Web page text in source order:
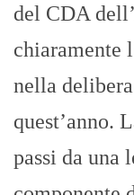
del CDA
chiaramente
nella
quest’anno.
passi da una